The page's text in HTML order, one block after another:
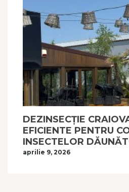
DEZINSECȚIE
EFICIENTE PENTRU
INSECTELOR
aprilie 9, 2026